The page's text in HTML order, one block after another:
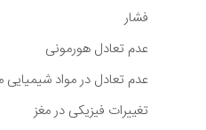
فشار
عدم تعادل هورمونی
عدم تعادل در مواد شیمیایی
تغییرات فیزیکی در مغز